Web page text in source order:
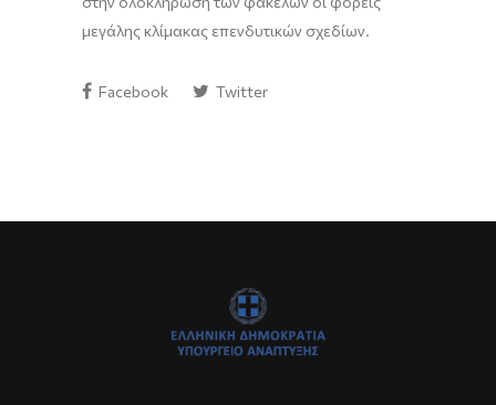
μεγάλης κλίμακας επενδυτικών σχεδίων.
Facebook Twitter